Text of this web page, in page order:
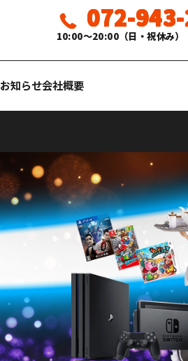
072-
10:00〜20:00（日・祝休み）
お知らせ会社概要